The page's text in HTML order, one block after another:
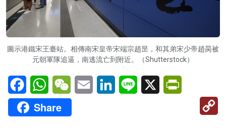
圖示港鐵宋王臺站。相傳南宋皇帝宋端宗趙昰，和其弟宋少帝趙昺被
元朝軍隊追逼，南逃流亡到附近。（Shutterstock）
FacebookWhatsAppWeChatEmail LinkedInLine X
Share